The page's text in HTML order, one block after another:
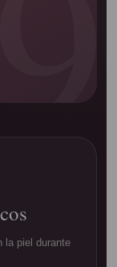
la piel durante